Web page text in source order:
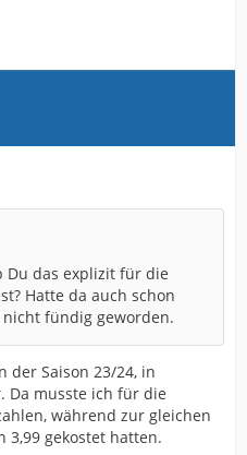
Du das explizit für die
Hatte da auch schon
fündig geworden.
der Saison 23/24, in
Da musste ich für die
während zur gleichen
3,99 gekostet hatten.